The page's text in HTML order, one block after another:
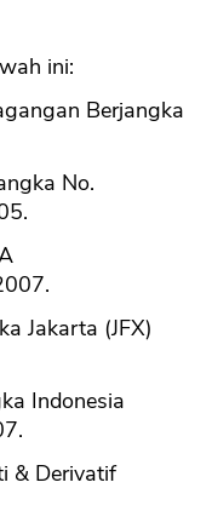
ini:
Berjangka
No.
Jakarta (JFX)
Indonesia
& Derivatif